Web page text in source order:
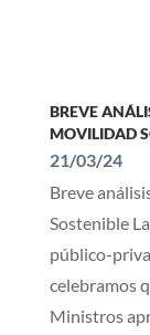
BREVE
MOVILIDAD
21/03/24
Breve
Sostenible
público-
celebramos
Ministros